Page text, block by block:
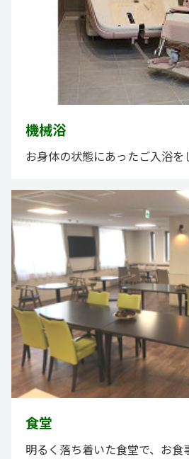
機械浴
お身体の状態にあったご入浴を
食堂
明るく落ち着いた食堂で、お食